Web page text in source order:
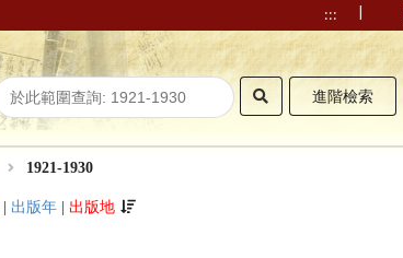
::: |
進階檢索
1921-1930
出版年 |出版地